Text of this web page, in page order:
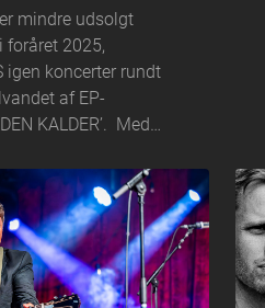
mindre udsolgt
foråret 2025,
igen koncerter rundt
af EP-
KALDER’. Med…